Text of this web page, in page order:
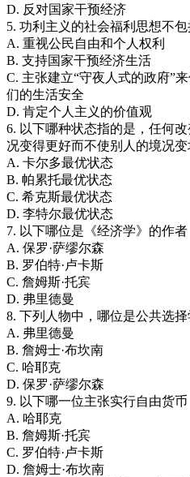
D. 反对国家干预经济
5. 功利主义的社会福利思想不包
A. 重视公民自由和个人权利
B. 支持国家干预经济生活
C. 主张建立“守夜人式的政府”
们的生活安全
D. 肯定个人主义的价值观
6. 以下哪种状态指的是，任何
况变得更好而不使别人的境况变
A. 卡尔多最优状态
B. 帕累托最优状态
C. 希克斯最优状态
D. 李特尔最优状态
7. 以下哪位是《经济学》的作者
A. 保罗·萨缪尔森
B. 罗伯特·卢卡斯
C. 詹姆斯·托宾
D. 弗里德曼
8. 下列人物中，哪位是公共选
A. 弗里德曼
B. 詹姆士·布坎南
C. 哈耶克
D. 保罗·萨缪尔森
9. 以下哪一位主张实行自由货币
A. 哈耶克
B. 詹姆斯·托宾
C. 罗伯特·卢卡斯
D. 詹姆士·布坎南